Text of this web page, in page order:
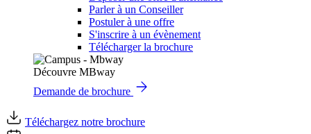
Parler à un Conseiller
Postuler à une offre
S'inscrire à un évènement
Télécharger la brochure
Découvre MBway
Demande de brochure
Téléchargez notre brochure